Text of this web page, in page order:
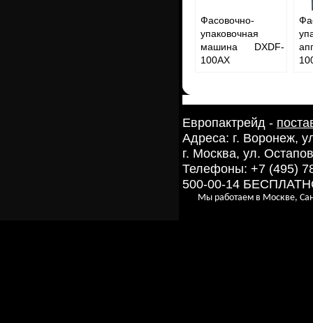
Фасовочно-
упаковочная
машина DXDF-
100AX
Европактрейд -
Адреса: г. Воронеж,
г. Москва, ул.
Телефоны: +7 (495)
500-00-14
Мы работаем в Москве,